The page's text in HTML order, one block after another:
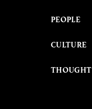
PEOPLE
CULTURE
THOUGHT